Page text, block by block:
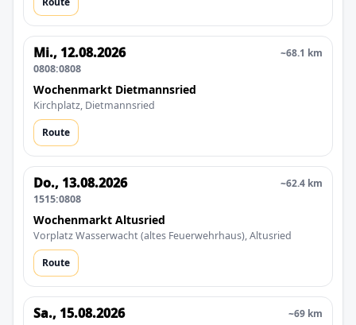
Mi., 12.08.2026
0808:0808
~68.1 km
Wochenmarkt Dietmannsried
Kirchplatz, Dietmannsried
Route
Do., 13.08.2026
1515:0808
~62.4 km
Wochenmarkt Altusried
Vorplatz Wasserwacht (altes Feuerwehrhaus), Altusried
Route
Sa., 15.08.2026 ~69 km